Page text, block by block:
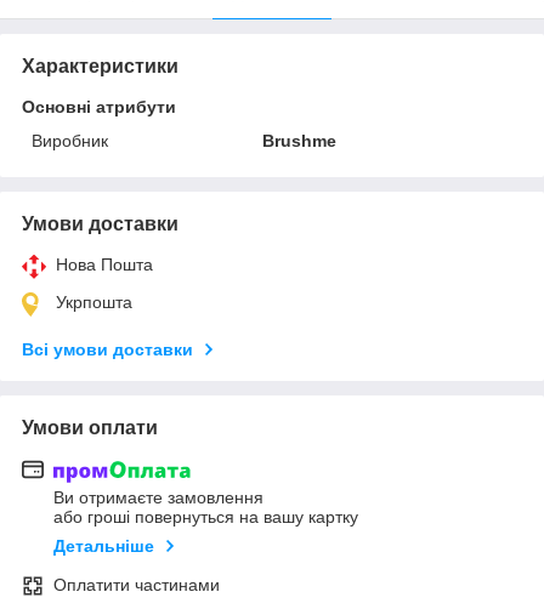
Характеристики
Основні атрибути
Виробник
Brushme
Умови доставки
Нова Пошта
Укрпошта
Всі умови доставки
Умови оплати
Ви отримаєте замовлення
або гроші повернуться на вашу картку
Детальніше
Оплатити частинами